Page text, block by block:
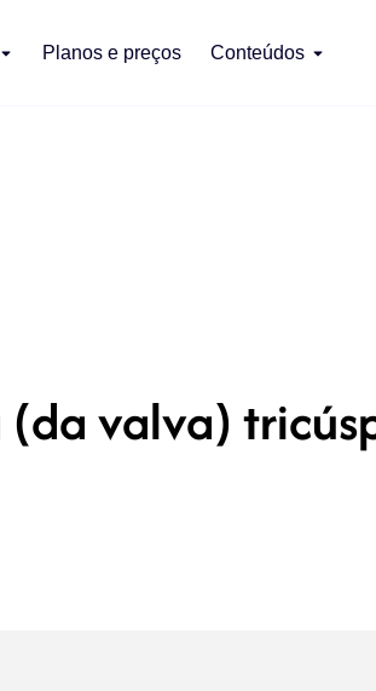
Planos e preços Conteúdos
valva)